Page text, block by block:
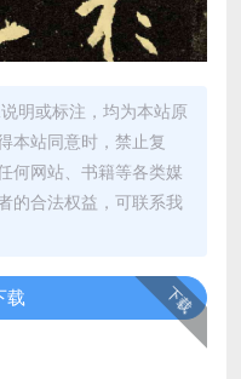
明或标注，均为本站原
本站同意时，禁止复
何网站、书籍等各类媒
的合法权益，可联系我
下载
载